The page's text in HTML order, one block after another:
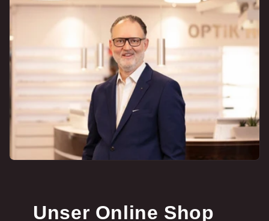
Unser Online Shop